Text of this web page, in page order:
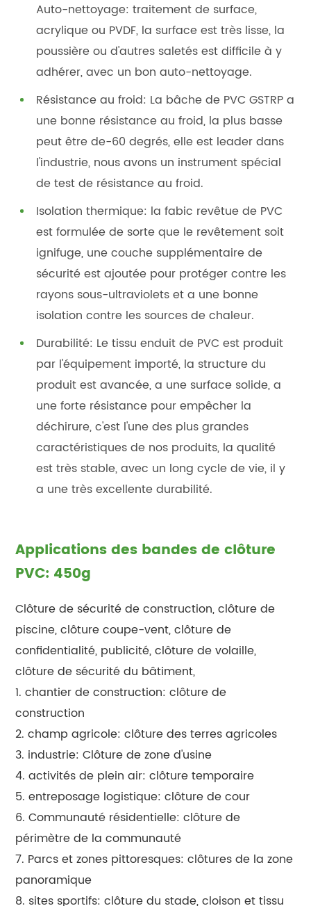
Auto-nettoyage: traitement de surface,
acrylique ou PVDF, la surface est très lisse, la
poussière ou d'autres saletés est difficile à y
adhérer, avec un bon auto-nettoyage.
Résistance au froid: La bâche de PVC GSTRP a
une bonne résistance au froid, la plus basse
peut être de-60 degrés, elle est leader dans
l'industrie, nous avons un instrument spécial
de test de résistance au froid.
Isolation thermique: la fabic revêtue de PVC
est formulée de sorte que le revêtement soit
ignifuge, une couche supplémentaire de
sécurité est ajoutée pour protéger contre les
rayons sous-ultraviolets et a une bonne
isolation contre les sources de chaleur.
Durabilité: Le tissu enduit de PVC est produit
par l'équipement importé, la structure du
produit est avancée, a une surface solide, a
une forte résistance pour empêcher la
déchirure, c'est l'une des plus grandes
caractéristiques de nos produits, la qualité
est très stable, avec un long cycle de vie, il y
a une très excellente durabilité.
Applications des bandes de clôture
PVC: 450g
Clôture de sécurité de construction, clôture de
piscine, clôture coupe-vent, clôture de
confidentialité, publicité, clôture de volaille,
clôture de sécurité du bâtiment,
1. chantier de construction: clôture de
construction
2. champ agricole: clôture des terres agricoles
3. industrie: Clôture de zone d'usine
4. activités de plein air: clôture temporaire
5. entreposage logistique: clôture de cour
6. Communauté résidentielle: clôture de
périmètre de la communauté
7. Parcs et zones pittoresques: clôtures de la zone
panoramique
8. sites sportifs: clôture du stade, cloison et tissu